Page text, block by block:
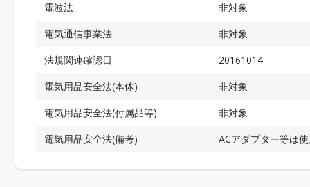
電波法
非対象
電気通信事業法
非対象
法規関連確認日
20161014
電気用品安全法(本体)
非対象
電気用品安全法(付属品等)
非対象
電気用品安全法(備考)
ACアダプター等は